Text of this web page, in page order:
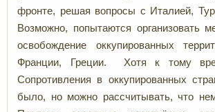
фронте, решая вопросы с Италией,
Возможно, попытаются организовать
освобождение оккупированных
Франции, Греции. Хотя к тому
Сопротивления в оккупированных
было, но можно рассчитывать, что